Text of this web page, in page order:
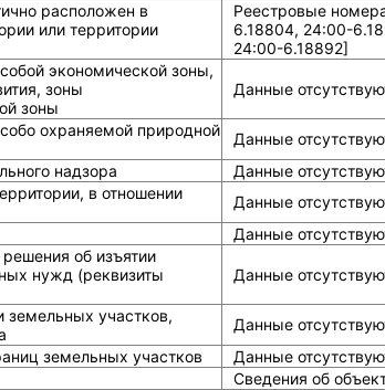
расположен в
или территории
Реестровые
6.18804, 24:00-
24:00-6.18892]
экономической зоны,
зоны
зоны
Данные
охраняемой природной
Данные
надзора
Данные
в отношении
Данные
Данные
об изъятии
нужд (реквизиты
Данные
земельных участков,
Данные
земельных участков
Данные
Сведения об